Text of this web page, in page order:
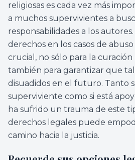
religiosas es cada vez más
a muchos supervivientes a
responsabilidades a los
derechos en los casos de abuso
crucial, no sólo para la curación
también para garantizar que
disuadidos en el futuro. Tanto
superviviente como si está
ha sufrido un trauma de este
derechos legales puede
camino hacia la justicia.